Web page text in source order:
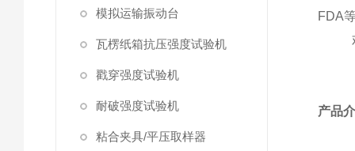
模拟运输振动台
瓦楞纸箱抗压强度试验机
戳穿强度试验机
耐破强度试验机
粘合夹具/平压取样器
FDA
产品